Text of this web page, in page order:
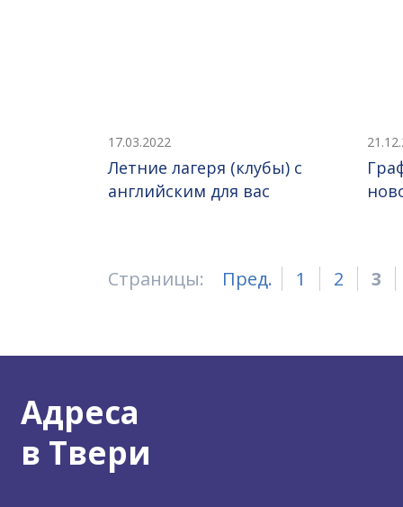
17.03.2022
Летние лагеря (клубы) с
английским для вас
Страницы: Пред. 1 2 3
Адреса
в Твери